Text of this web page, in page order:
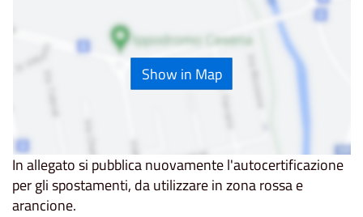
Show in Map
In allegato si pubblica nuovamente l'autocertificazione
per gli spostamenti, da utilizzare in zona rossa e
arancione.